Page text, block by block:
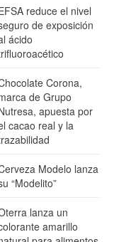
reduce el nivel
de exposición
ácido
Corona,
de Grupo
apuesta por
cacao real y la
Modelo lanza
“Modelito”
lanza un
amarillo